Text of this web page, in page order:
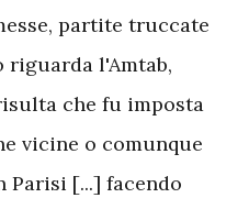
partite truccate
riguarda l'Amtab,
che fu imposta
vicine o comunque
[...] facendo